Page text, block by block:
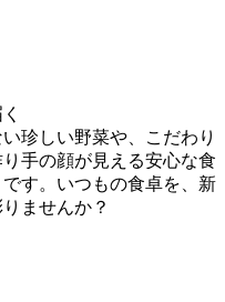
珍しい野菜や、こだわり
手の顔が見える安心な食
す。いつもの食卓を、新
ませんか？